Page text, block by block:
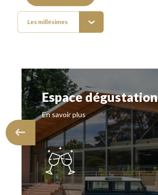
Les millésimes
Espace dégustation
En savoir plus